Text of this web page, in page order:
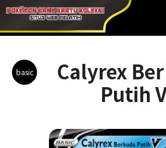
basic
Calyrex
Putih